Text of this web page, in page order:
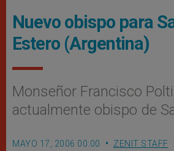
Nuevo obispo para
Estero (Argentina)
Monseñor Francisco
actualmente obispo de
MAYO 17, 2006 00:00 ZENIT STAFF